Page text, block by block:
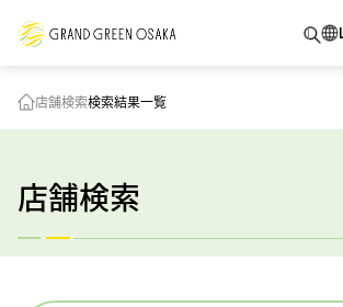
店舗検索検索結果一覧
店舗検索